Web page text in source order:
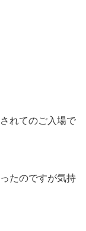
れてのご入場で
たのですが気持